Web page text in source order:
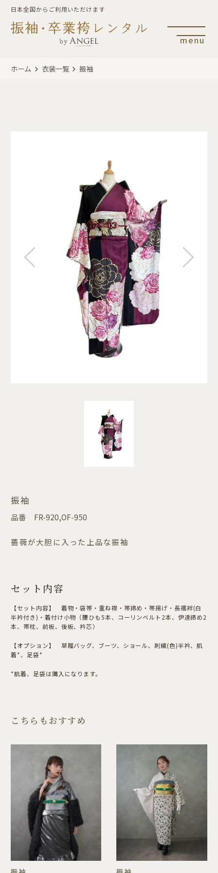
日本全国からご利用いただけます
menu
ホーム 衣装一覧 振袖
振袖
品番 FR-920,OF-950
薔薇が大胆に入った上品な振袖
セット内容
【セット内容】 着物・袋帯・重ね襟・帯締め・帯揚げ・長襦袢(白
半衿付き)・着付け小物（腰ひも5本、コーリンベルト2本、伊達締め2
本、帯枕、前板、後板、衿芯）
【オプション】 草履バッグ、ブーツ、ショール、刺繍(色)半衿、肌
着*、足袋*
*肌着、足袋は購入になります。
こちらもおすすめ